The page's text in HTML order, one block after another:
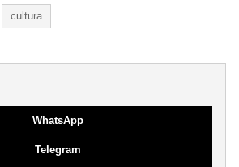
cultura
WhatsApp
Telegram